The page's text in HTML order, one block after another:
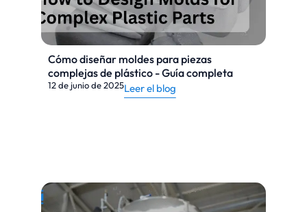
Cómo diseñar moldes para piezas
complejas de plástico - Guía completa
12 de junio de 2025Leer el blog